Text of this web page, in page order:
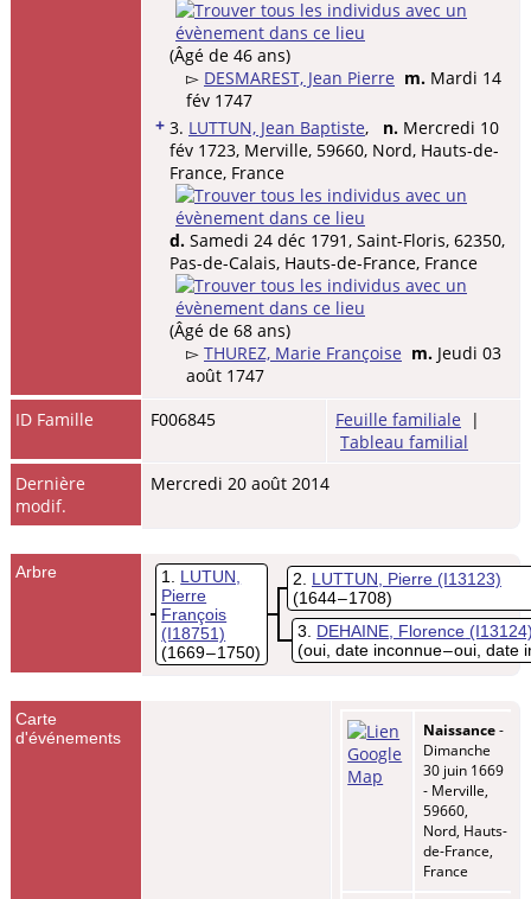
(Âgé de 46 ans)
▻ DESMAREST, Jean Pierre m. Mardi 14
fév 1747
+ 3. LUTTUN, Jean Baptiste, n. Mercredi 10
fév 1723, Merville, 59660, Nord, Hauts-de-
France, France
d. Samedi 24 déc 1791, Saint-Floris, 62350,
Pas-de-Calais, Hauts-de-France, France
(Âgé de 68 ans)
▻ THUREZ, Marie Françoise m. Jeudi 03
août 1747
ID Famille
F006845 Feuille familiale |
Tableau familial
Dernière
modif.
Mercredi 20 août 2014
Arbre 1
LUTUN,
Pierre
François
(I18751)
(1669 – 1750)
2 LUTTUN, Pierre (I13123)
(1644 – 1708)
3
DEHAINE, Florence
(oui, date inconnue – oui, date
Carte
d'événements
Naissance-
Dimanche
30 juin 1669
- Merville,
59660,
Nord, Hauts-
de-France,
France